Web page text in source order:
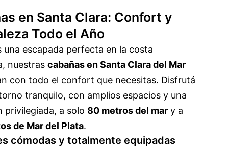
en Santa Clara: Confort y
Todo el Año
una escapada perfecta en la costa
nuestras cabañas en Santa Clara del Mar
con todo el confort que necesitas. Disfrutá
tranquilo, con amplios espacios y una
privilegiada, a solo 80 metros del mar y a
de Mar del Plata.
cómodas y totalmente equipadas